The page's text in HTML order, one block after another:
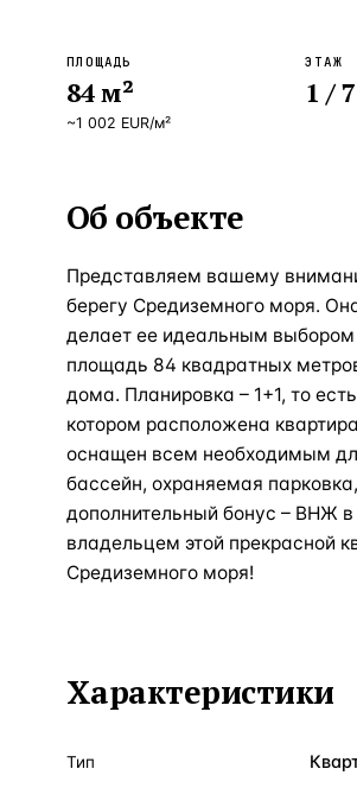
ПЛОЩАДЬ
84м²
~1 002 EUR/м²
ЭТАЖ
1 / 7
Об объекте
Представляем вашему
берегу Средиземного моря.
делает ее идеальным выбором
площадь 84 квадратных
дома. Планировка – 1+1, то
котором расположена
оснащен всем необходимым
бассейн, охраняемая
дополнительный бонус – ВНЖ
владельцем этой прекрасной
Средиземного моря!
Характеристики
Тип